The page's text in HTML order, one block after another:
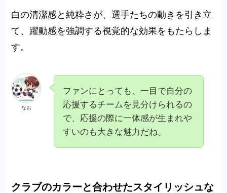
白の清潔感と純粋さが、選手たちの動きを引き立
て、躍動感を強調する視覚的な効果をもたらしま
す。
なお
ファンにとっても、一目で自分の
応援するチームを見分けられるの
で、応援の際に一体感が生まれや
すいのも大きな魅力だね。
クラブのカラーと合わせたスタイリッシュな